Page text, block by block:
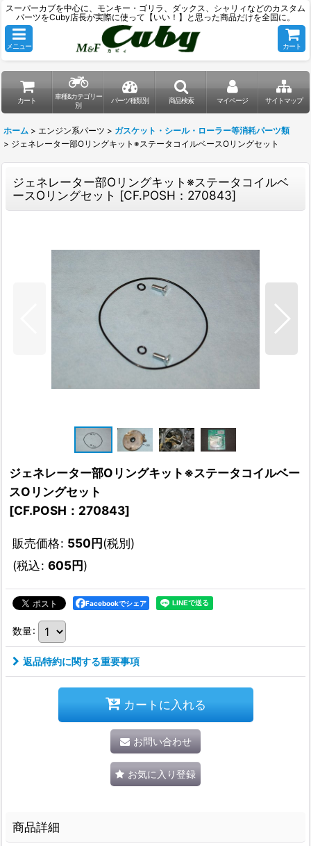
スーパーカブを中心に、モンキー・ゴリラ、ダックス、シャリィなどのカスタム
パーツをCuby店長が実際に使って【いい！】と思った商品だけを全国に。
メニュー カート
カート
車種&カテゴリー
別
パーツ種類別 商品検索 マイページ サイトマップ
ホーム > エンジン系パーツ > ガスケット・シール・ローラー等消耗パーツ類
> ジェネレーター部Oリングキット※ステータコイルベースOリングセット
ジェネレーター部Oリングキット※ステータコイルベ
ースOリングセット [CF.POSH：270843]
ジェネレーター部Oリングキット※ステータコイルベー
スOリングセット
[CF.POSH：270843]
販売価格: 550円(税別)
(税込: 605円)
Facebookでシェア
数量:
返品特約に関する重要事項
カートに入れる
お問い合わせ
お気に入り登録
商品詳細